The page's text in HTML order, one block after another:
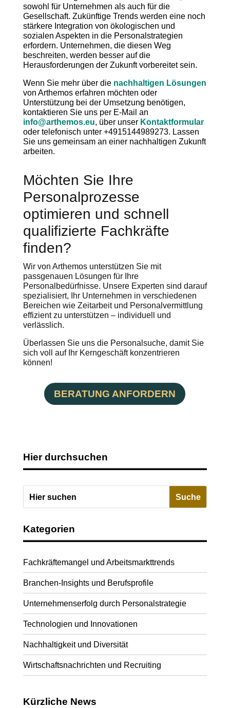
sowohl für Unternehmen als auch für die
Gesellschaft. Zukünftige Trends werden eine noch
stärkere Integration von ökologischen und
sozialen Aspekten in die Personalstrategien
erfordern. Unternehmen, die diesen Weg
beschreiten, werden besser auf die
Herausforderungen der Zukunft vorbereitet sein.
Wenn Sie mehr über die nachhaltigen Lösungen
von Arthemos erfahren möchten oder
Unterstützung bei der Umsetzung benötigen,
kontaktieren Sie uns per E-Mail an
info@arthemos.eu, über unser Kontaktformular
oder telefonisch unter +4915144989273. Lassen
Sie uns gemeinsam an einer nachhaltigen Zukunft
arbeiten.
Möchten Sie Ihre
Personalprozesse
optimieren und schnell
qualifizierte Fachkräfte
finden?
Wir von Arthemos unterstützen Sie mit
passgenauen Lösungen für Ihre
Personalbedürfnisse. Unsere Experten sind darauf
spezialisiert, Ihr Unternehmen in verschiedenen
Bereichen wie Zeitarbeit und Personalvermittlung
effizient zu unterstützen – individuell und
verlässlich.
Überlassen Sie uns die Personalsuche, damit Sie
sich voll auf Ihr Kerngeschäft konzentrieren
können!
BERATUNG ANFORDERN
Hier durchsuchen
Kategorien
Fachkräftemangel und Arbeitsmarkttrends
Branchen-Insights und Berufsprofile
Unternehmenserfolg durch Personalstrategie
Technologien und Innovationen
Nachhaltigkeit und Diversität
Wirtschaftsnachrichten und Recruiting
Kürzliche News